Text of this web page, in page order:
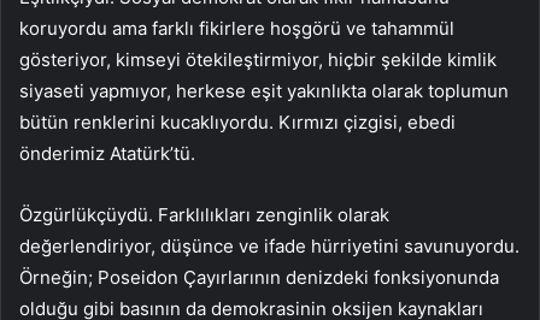
koruyordu ama farklı fikirlere hoşgörü ve tahammül
gösteriyor, kimseyi ötekileştirmiyor, hiçbir şekilde kimlik
siyaseti yapmıyor, herkese eşit yakınlıkta olarak toplumun
bütün renklerini kucaklıyordu. Kırmızı çizgisi, ebedi
önderimiz Atatürk’tü.
Özgürlükçüydü. Farklılıkları zenginlik olarak
değerlendiriyor, düşünce ve ifade hürriyetini savunuyordu.
Örneğin; Poseidon Çayırlarının denizdeki fonksiyonunda
olduğu gibi basının da demokrasinin oksijen kaynakları